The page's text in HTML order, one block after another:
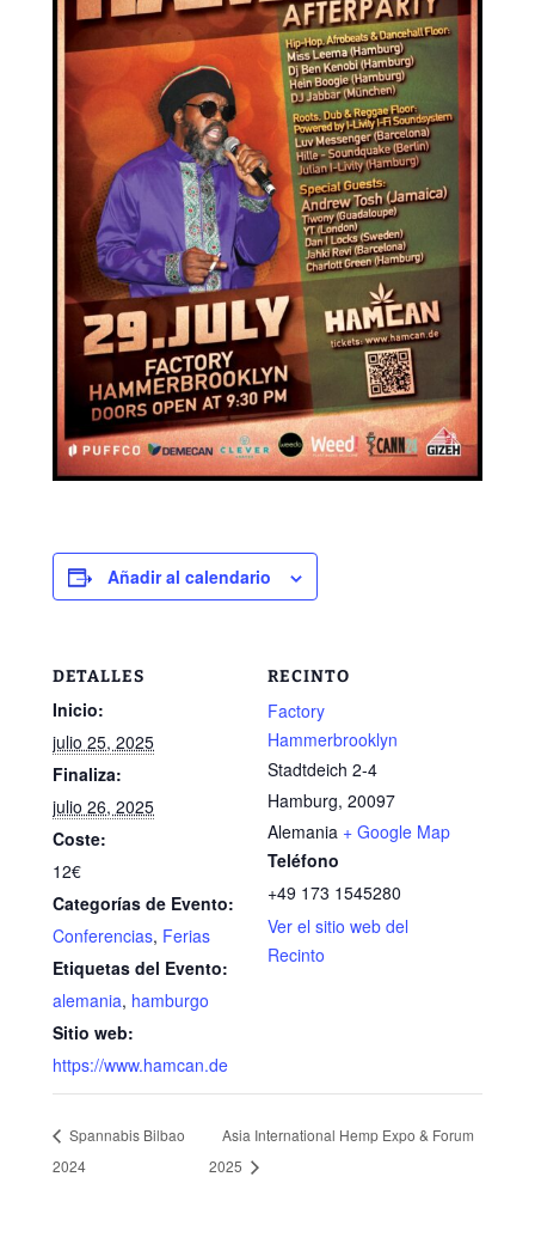
Añadir al calendario
DETALLES
Inicio:
julio 25, 2025
Finaliza:
julio 26, 2025
Coste:
12€
Categorías de Evento:
Conferencias, Ferias
Etiquetas del Evento:
alemania, hamburgo
Sitio web:
https://www.hamcan.de
RECINTO
Factory
Hammerbrooklyn
Stadtdeich 2-4
Hamburg, 20097
Alemania + Google Map
Teléfono
+49 173 1545280
Ver el sitio web del
Recinto
Spannabis Bilbao
2024
Asia International Hemp Expo & Forum
2025